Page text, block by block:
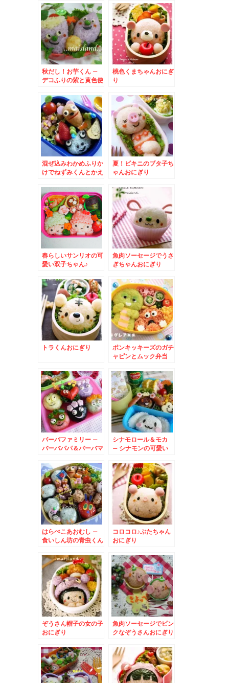
秋だし！お芋くん –
デコふりの紫と黄色使
桃色くまちゃんおにぎ
り
混ぜ込みわかめふりか
けでねずみくんとかえ
夏！ビキニのブタ子ち
ゃんおにぎり
春らしいサンリオの可
愛い双子ちゃん♪
魚肉ソーセージでうさ
ぎちゃんおにぎり
トラくんおにぎり
ポンキッキーズのガチ
ャピンとムック弁当
バーバファミリー –
バーバパパ＆バーバマ
シナモロール＆モカ
– シナモンの可愛い
はらぺこあおむし –
食いしん坊の青虫くん
コロコロ♪ぶたちゃん
おにぎり
ぞうさん帽子の女の子
おにぎり
魚肉ソーセージでピン
クなぞうさんおにぎり